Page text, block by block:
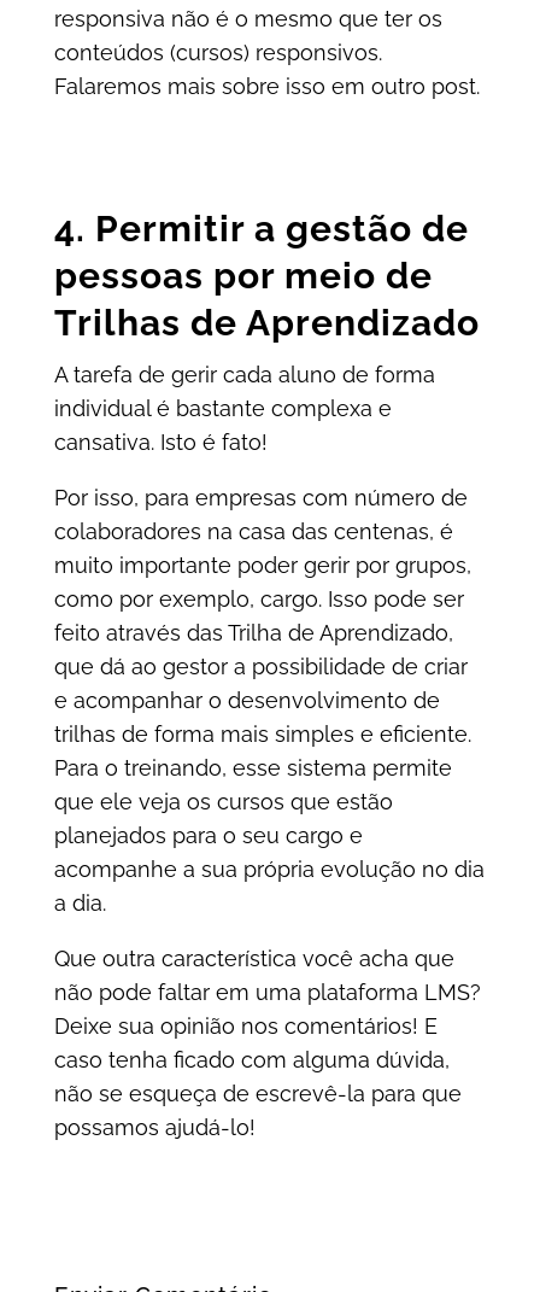
responsiva não é o mesmo que ter os
conteúdos (cursos) responsivos.
Falaremos mais sobre isso em outro post.
4. Permitir a gestão de
pessoas por meio de
Trilhas de Aprendizado
A tarefa de gerir cada aluno de forma
individual é bastante complexa e
cansativa. Isto é fato!
Por isso, para empresas com número de
colaboradores na casa das centenas, é
muito importante poder gerir por grupos,
como por exemplo, cargo. Isso pode ser
feito através das Trilha de Aprendizado,
que dá ao gestor a possibilidade de criar
e acompanhar o desenvolvimento de
trilhas de forma mais simples e eficiente.
Para o treinando, esse sistema permite
que ele veja os cursos que estão
planejados para o seu cargo e
acompanhe a sua própria evolução no dia
a dia.
Que outra característica você acha que
não pode faltar em uma plataforma LMS?
Deixe sua opinião nos comentários! E
caso tenha ficado com alguma dúvida,
não se esqueça de escrevê-la para que
possamos ajudá-lo!